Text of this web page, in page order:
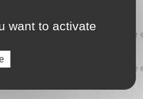
want to activate
3,5 tonnes, consultez le message
3,5 tonnes, consultez le message